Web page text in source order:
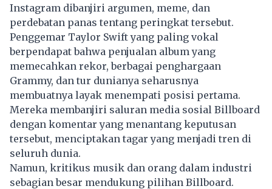
Instagram dibanjiri argumen, meme, dan
perdebatan panas tentang peringkat tersebut.
Penggemar Taylor Swift yang paling vokal
berpendapat bahwa penjualan album yang
memecahkan rekor, berbagai penghargaan
Grammy, dan tur dunianya seharusnya
membuatnya layak menempati posisi pertama.
Mereka membanjiri saluran media sosial Billboard
dengan komentar yang menantang keputusan
tersebut, menciptakan tagar yang menjadi tren di
seluruh dunia.
Namun, kritikus musik dan orang dalam industri
sebagian besar mendukung pilihan Billboard.